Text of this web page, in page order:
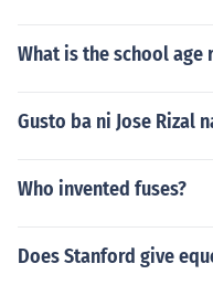
What is the school age
Gusto ba ni Jose Rizal
Who invented fuses?
Does Stanford give